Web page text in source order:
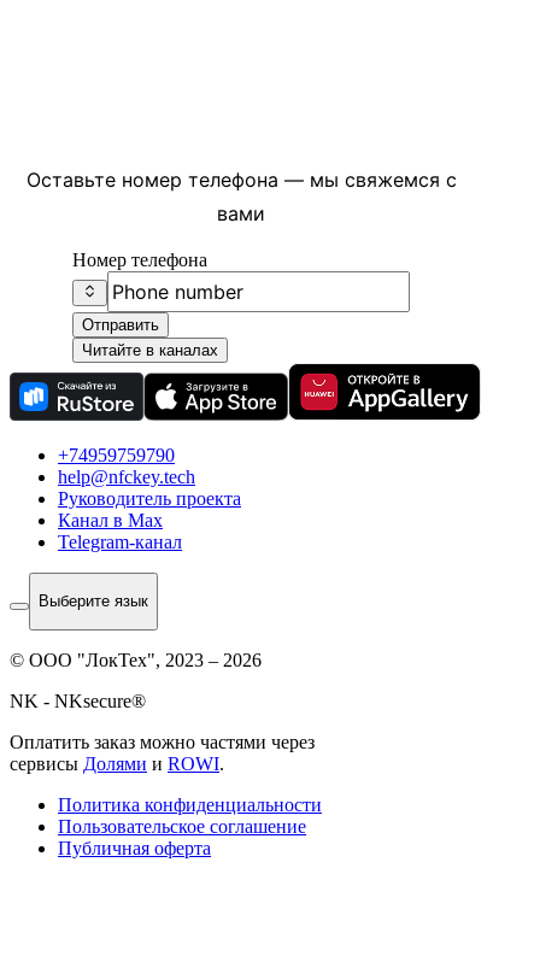
Оставьте номер телефона — мы свяжемся с
вами
Номер телефона
Отправить
Читайте в каналах
+74959759790
help@nfckey.tech
Руководитель проекта
Канал в Max
Telegram-канал
Выберите язык
© ООО "ЛокТех", 2023 – 2026
NK - NKsecure®
Оплатить заказ можно частями через
сервисы Долями и ROWI.
Политика конфиденциальности
Пользовательское соглашение
Публичная оферта